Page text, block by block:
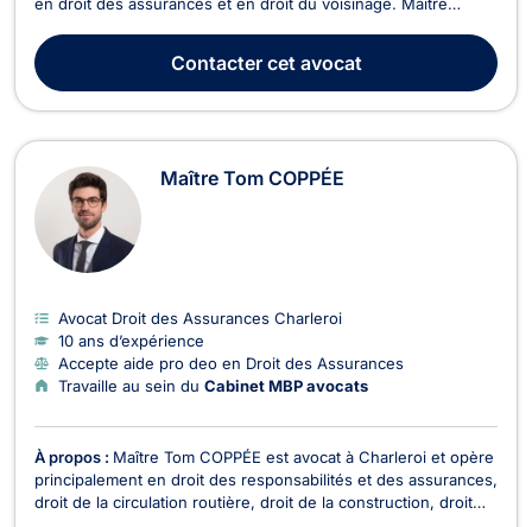
des divorces à l'amiable ou contentieux, en matière de
cohabitation légale, de droit de ...
Contactercet avocat
Maître Tom COPPÉE
Avocat Droit des Assurances Charleroi
10 ans d’expérience
Accepte aide pro deo en Droit des Assurances
Travaille au sein du Cabinet MBP avocats
À propos : Maître Tom COPPÉE est avocat à Charleroi et opère
principalement en droit des responsabilités et des assurances,
droit de la circulation routière, droit de la construction, droit